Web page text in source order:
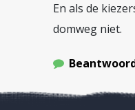
En als de
domweg niet.